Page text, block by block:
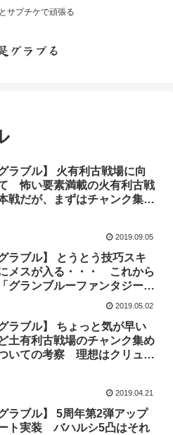
サプチケで頑張る
グラブる
グラブル】 火有利古戦場に向
怖い要素満載の火有利古戦
戦だが、まずはチャンク集
2019.09.05
グラブル】 とうとう技巧スキ
メスが入る・・・ これから
グランブルーファンタジー」
2019.05.02
グラブル】 ちょっと気が早い
土有利古戦場のチャンク集め
いての考察 理想はクリュサ
2019.04.21
グラブル】 5周年第2弾アップ
ト実装 バハルシ5凸はそれ